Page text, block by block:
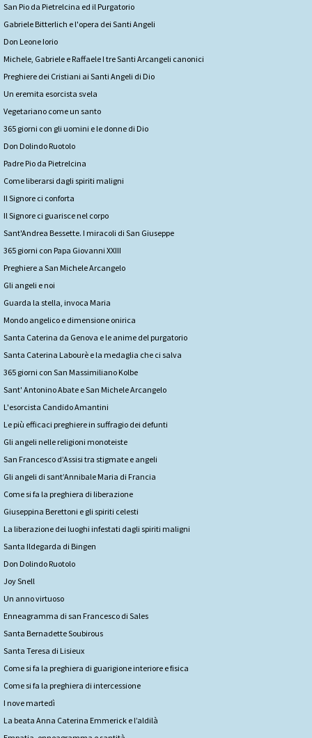
San Pio da Pietrelcina ed il Purgatorio
Gabriele Bitterlich e l'opera dei Santi Angeli
Don Leone Iorio
Michele, Gabriele e Raffaele I tre Santi Arcangeli canonici
Preghiere dei Cristiani ai Santi Angeli di Dio
Un eremita esorcista svela
Vegetariano come un santo
365 giorni con gli uomini e le donne di Dio
Don Dolindo Ruotolo
Padre Pio da Pietrelcina
Come liberarsi dagli spiriti maligni
Il Signore ci conforta
Il Signore ci guarisce nel corpo
Sant'Andrea Bessette. I miracoli di San Giuseppe
365 giorni con Papa Giovanni XXIII
Preghiere a San Michele Arcangelo
Gli angeli e noi
Guarda la stella, invoca Maria
Mondo angelico e dimensione onirica
Santa Caterina da Genova e le anime del purgatorio
Santa Caterina Labourè e la medaglia che ci salva
365 giorni con San Massimiliano Kolbe
Sant' Antonino Abate e San Michele Arcangelo
L'esorcista Candido Amantini
Le più efficaci preghiere in suffragio dei defunti
Gli angeli nelle religioni monoteiste
San Francesco d’Assisi tra stigmate e angeli
Gli angeli di sant’Annibale Maria di Francia
Come si fa la preghiera di liberazione
Giuseppina Berettoni e gli spiriti celesti
La liberazione dei luoghi infestati dagli spiriti maligni
Santa Ildegarda di Bingen
Don Dolindo Ruotolo
Joy Snell
Un anno virtuoso
Enneagramma di san Francesco di Sales
Santa Bernadette Soubirous
Santa Teresa di Lisieux
Come si fa la preghiera di guarigione interiore e fisica
Come si fa la preghiera di intercessione
I nove martedì
La beata Anna Caterina Emmerick e l’aldilà